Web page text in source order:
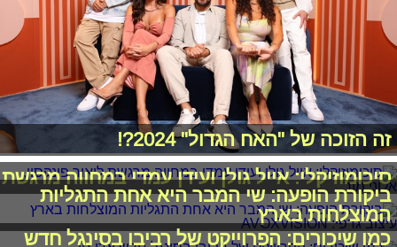
זה הזוכה של "האח הגדול" 2024?!
סיכומוזיקלי: אייל גולן ועידן עמדי במחווה מרגשת
ביקורת הופעה: שי המבר היא אחת התגליות
המוצלחות בארץ
כמו שיכורים: הפרוייקט של רביבו בסינגל חדש